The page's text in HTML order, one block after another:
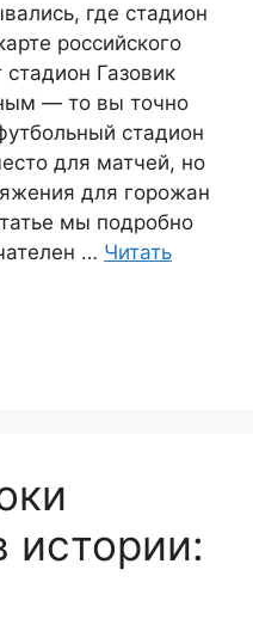
где стадион
российского
Газовик
— то вы точно
стадион
для матчей, но
для горожан
мы подробно
… Читать
истории: